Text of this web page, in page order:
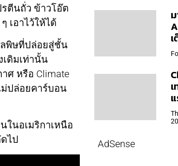
ตีนถั่ว ข้าวโอ๊ต
เอาไว้ให้ได้
พิษที่ปล่อยสู่ชั้น
เดิมเท่านั้น
ศ หรือ Climate
ม่ปล่อยคาร์บอน
ในอเมริกาเหนือ
ไป
AdSense